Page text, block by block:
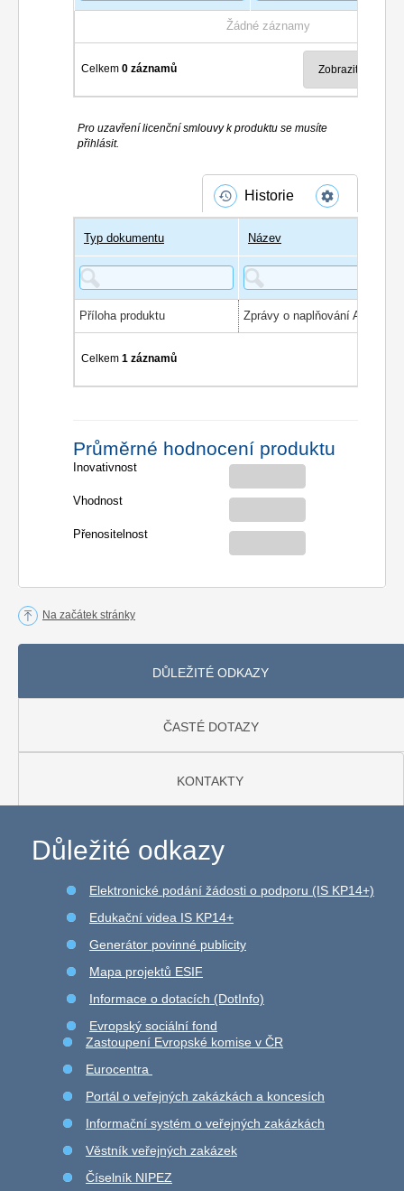
Žádné záznamy
Celkem0 záznamů
Pro uzavření licenční smlouvy k produktu se musíte
přihlásit.
Historie
Typ dokumentu Název
Příloha produktu
Celkem1 záznamů
Průměrné hodnocení produktu
Inovativnost
Vhodnost
Přenositelnost
Na začátek stránky
DŮLEŽITÉ ODKAZY
ČASTÉ DOTAZY
KONTAKTY
Důležité odkazy
Elektronické podání žádosti o podporu (IS KP14+)
Edukační videa IS KP14+
Generátor povinné publicity
Mapa projektů ESIF
Informace o dotacích (DotInfo)
Evropský sociální fond
Zastoupení Evropské komise v ČR
Eurocentra
Portál o veřejných zakázkách a koncesích
Informační systém o veřejných zakázkách
Věstník veřejných zakázek
Číselník NIPEZ